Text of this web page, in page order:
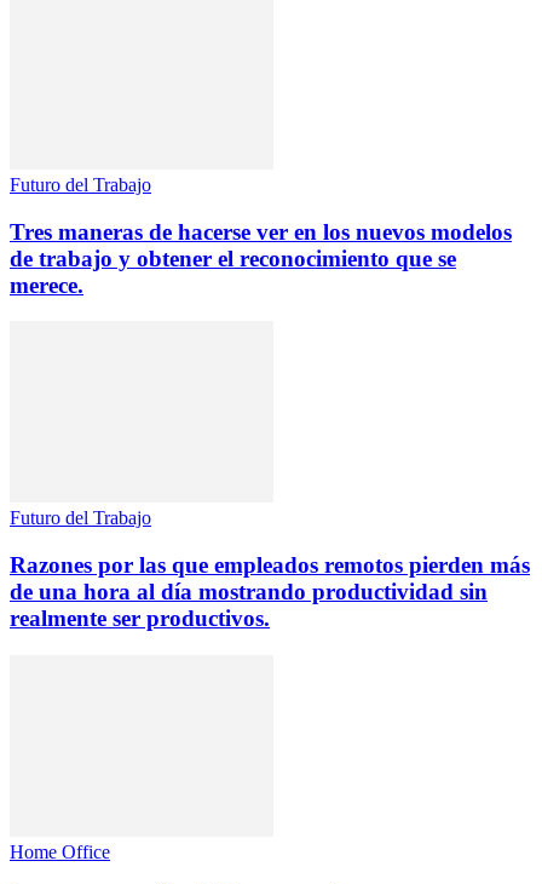
Futuro del Trabajo
Tres maneras de hacerse ver en los nuevos modelos
de trabajo y obtener el reconocimiento que se
merece.
Futuro del Trabajo
Razones por las que empleados remotos pierden más
de una hora al día mostrando productividad sin
realmente ser productivos.
Home Office